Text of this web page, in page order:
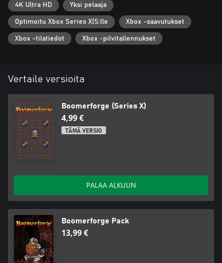
4K Ultra HD Yksi pelaaja
Optimoitu Xbox Series X|S:lle Xbox -saavutukset
Xbox -tilatiedot Xbox -pilvitallennukset
Vertaile versioita
Boomerforge (Series X)
4,99 €
TÄMÄ VERSIO
PALAA ALKUUN
Boomerforge Pack
13,99 €